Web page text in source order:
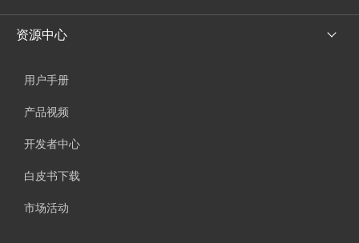
资源中心
用户手册
产品视频
开发者中心
白皮书下载
市场活动